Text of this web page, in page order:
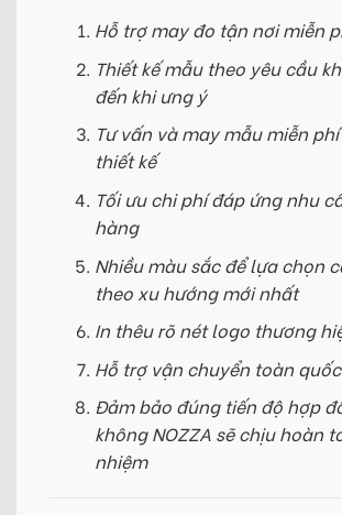
Hỗ trợ may đo tận nơi miễn
Thiết kế mẫu theo yêu cầu
đến khi ưng ý
Tư vấn và may mẫu miễn
thiết kế
Tối ưu chi phí đáp ứng nhu
hàng
Nhiều màu sắc để lựa chọn
theo xu hướng mới nhất
In thêu rõ nét logo thương
Hỗ trợ vận chuyển toàn
Đảm bảo đúng tiến độ hợp
không NOZZA sẽ chịu hoàn
nhiệm